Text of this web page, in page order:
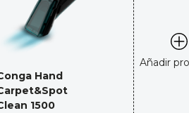
Hand
1500
Añadir